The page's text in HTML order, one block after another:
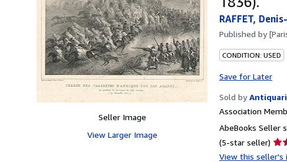
Seller Image
View Larger Image
RAFFET,
Published by
CONDITION: USED
Save for Later
Sold by
Association
AbeBooks Seller
(5-star seller)
View this seller's